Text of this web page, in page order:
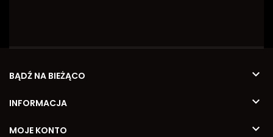
BĄDŹ NA BIEŻĄCO 
INFORMACJA 
MOJE KONTO 